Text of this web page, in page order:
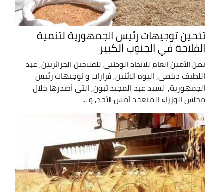
تثمين توجيهات رئيس الجمهورية لتنمية
الفلاحة في الجنوب الكبير
ثمن الأمين العام للاتحاد الوطني للفلاحين الجزائريين, عبد
اللطيف ديلمي, اليوم الاثنين, قرارات و توجيهات رئيس
الجمهورية, السيد عبد المجيد تبون, التي أصدرها خلال
مجلس الوزراء المنعقد أمس الأحد, و ...